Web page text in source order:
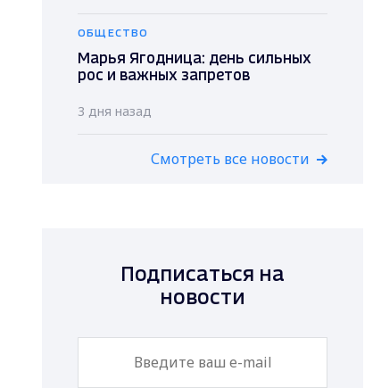
ОБЩЕСТВО
Марья Ягодница: день сильных
рос и важных запретов
3 дня назад
Смотреть все новости
Подписаться на
новости